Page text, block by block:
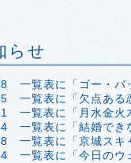
らせ
一覧表に「ゴー・バ
一覧表に「欠点ある
一覧表に「月水金火
一覧表に「結婚でき
一覧表に「京城スキ
一覧表に「今日のウ